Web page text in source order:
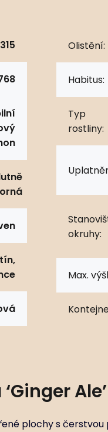
Olistění:
Habitus:
Typ
rostliny:
okruhy:
Max.
Ale’
plochy s čerstvou